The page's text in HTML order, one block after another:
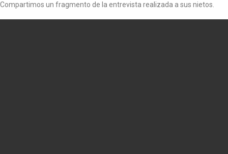
Compartimos un fragmento de la entrevista realizada a sus nietos.